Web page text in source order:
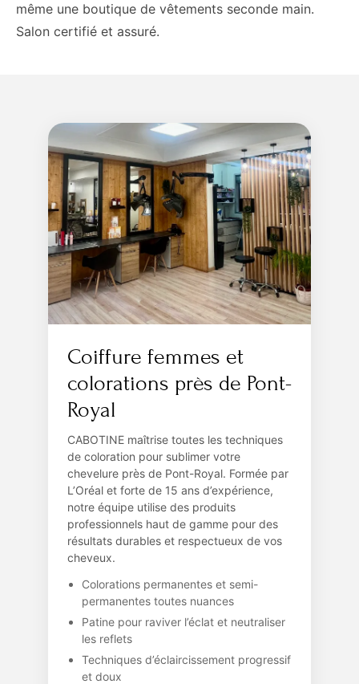
même une boutique de vêtements seconde main.
Salon certifié et assuré.
Coiffure femmes et
colorations près de Pont-
Royal
CABOTINE maîtrise toutes les techniques
de coloration pour sublimer votre
chevelure près de Pont-Royal. Formée par
L’Oréal et forte de 15 ans d’expérience,
notre équipe utilise des produits
professionnels haut de gamme pour des
résultats durables et respectueux de vos
cheveux.
Colorations permanentes et semi-
permanentes toutes nuances
Patine pour raviver l’éclat et neutraliser
les reflets
Techniques d’éclaircissement progressif
et doux